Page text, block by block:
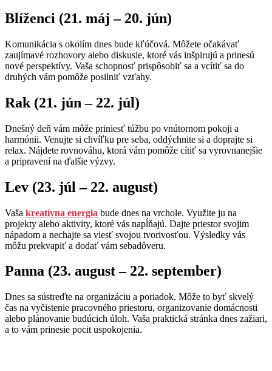
Blíženci (21. máj – 20. jún)
Komunikácia s okolím dnes bude kľúčová. Môžete očakávať
zaujímavé rozhovory alebo diskusie, ktoré vás inšpirujú a prinesú
nové perspektívy. Vaša schopnosť prispôsobiť sa a vcítiť sa do
druhých vám pomôže posilniť vzťahy.
Rak (21. jún – 22. júl)
Dnešný deň vám môže priniesť túžbu po vnútornom pokoji a
harmónii. Venujte si chvíľku pre seba, oddýchnite si a doprajte si
relax. Nájdete rovnováhu, ktorá vám pomôže cítiť sa vyrovnanejšie
a pripravení na ďalšie výzvy.
Lev (23. júl – 22. august)
Vaša kreatívna energia bude dnes na vrchole. Využite ju na
projekty alebo aktivity, ktoré vás napĺňajú. Dajte priestor svojim
nápadom a nechajte sa viesť svojou tvorivosťou. Výsledky vás
môžu prekvapiť a dodať vám sebadôveru.
Panna (23. august – 22. september)
Dnes sa sústreďte na organizáciu a poriadok. Môže to byť skvelý
čas na vyčistenie pracovného priestoru, organizovanie domácnosti
alebo plánovanie budúcich úloh. Vaša praktická stránka dnes zažiari,
a to vám prinesie pocit uspokojenia.